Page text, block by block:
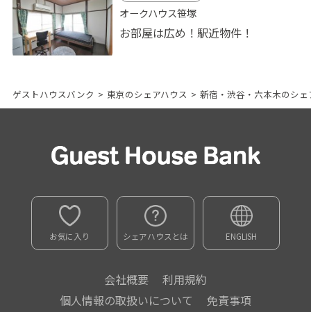
オークハウス笹塚
お部屋は広め！駅近物件！
ゲストハウスバンク > 東京のシェアハウス > 新宿・渋谷・六本木のシェ
お気に入り シェアハウスとは ENGLISH
会社概要
利用規約
個人情報の取扱いについて
免責事項